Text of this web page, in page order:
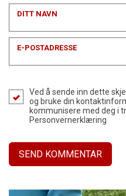
DITT NAVN
E-POSTADRESSE
Ved å sende inn dette
og bruke din
kommunisere med deg i
Personvernerklæring